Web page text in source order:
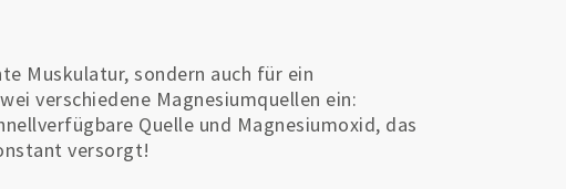
Muskulatur, sondern auch für ein
verschiedene Magnesiumquellen ein:
Quelle und Magnesiumoxid, das
versorgt!